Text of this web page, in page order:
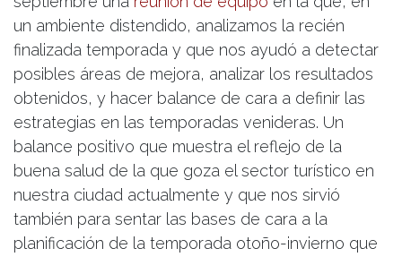
un ambiente distendido, analizamos la recién
finalizada temporada y que nos ayudó a detectar
posibles áreas de mejora, analizar los resultados
obtenidos, y hacer balance de cara a definir las
estrategias en las temporadas venideras. Un
balance positivo que muestra el reflejo de la
buena salud de la que goza el sector turístico en
nuestra ciudad actualmente y que nos sirvió
también para sentar las bases de cara a la
planificación de la temporada otoño-invierno que